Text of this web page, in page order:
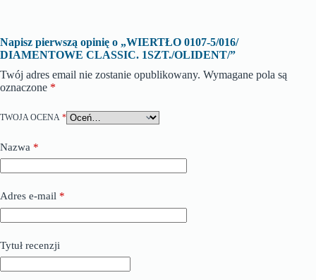
Napisz pierwszą opinię o „WIERTŁO 0107-5/016/
DIAMENTOWE CLASSIC. 1SZT./OLIDENT/”
Twój adres email nie zostanie opublikowany. Wymagane pola są
oznaczone *
TWOJA OCENA *
Nazwa *
Adres e-mail *
Tytuł recenzji